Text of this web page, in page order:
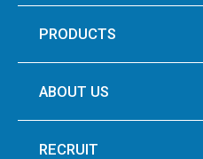
PRODUCTS
ABOUT US
RECRUIT